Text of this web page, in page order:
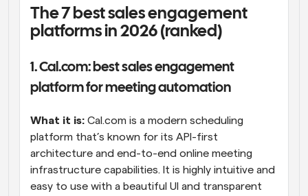
The 7 best sales engagement
platforms in 2026 (ranked)
1. Cal.com: best sales engagement
platform for meeting automation
What it is: Cal.com is a modern scheduling
platform that’s known for its API-first
architecture and end-to-end online meeting
infrastructure capabilities. It is highly intuitive and
easy to use with a beautiful UI and transparent